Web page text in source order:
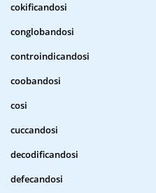
cokificandosi
conglobandosi
controindicandosi
coobandosi
cosi
cuccandosi
decodificandosi
defecandosi